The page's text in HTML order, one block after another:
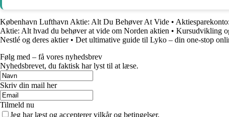
København Lufthavn Aktie: Alt Du Behøver At Vide •
Aktie: Alt hvad du behøver at vide om Norden aktien • Kursudvikling
Nestlé og deres aktier• Det ultimative guide til Lyko – din one-stop
Følg med – få vores nyhedsbrev
Nyhedsbrevet, du faktisk har lyst til at læse.
Skriv din mail her
Tilmeld nu
Jeg har læst og accepterer vilkår og betingelser.